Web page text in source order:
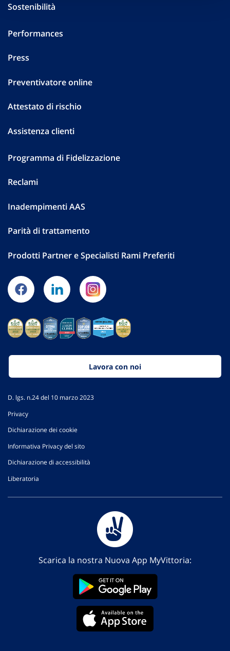
Sostenibilità
Performances
Press
Preventivatore online
Attestato di rischio
Assistenza clienti
Programma di Fidelizzazione
Reclami
Inadempimenti AAS
Parità di trattamento
Prodotti Partner e Specialisti Rami Preferiti
Lavora con noi
D. lgs. n.24 del 10 marzo 2023
Privacy
Dichiarazione dei cookie
Informativa Privacy del sito
Dichiarazione di accessibilità
Liberatoria
Scarica la nostra Nuova App MyVittoria: